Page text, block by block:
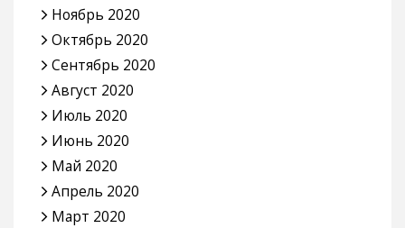
Ноябрь 2020
Октябрь 2020
Сентябрь 2020
Август 2020
Июль 2020
Июнь 2020
Май 2020
Апрель 2020
Март 2020